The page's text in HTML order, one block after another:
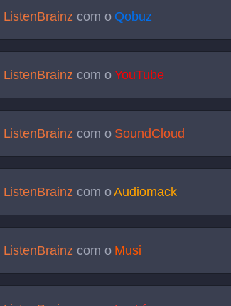
ListenBrainz com o Qobuz
ListenBrainz com oYouTube
ListenBrainz com o SoundCloud
ListenBrainz com oAudiomack
ListenBrainz com o Musi